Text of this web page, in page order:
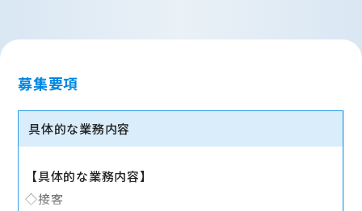
募集要項
具体的な業務内容
【具体的な業務内容】
◇接客